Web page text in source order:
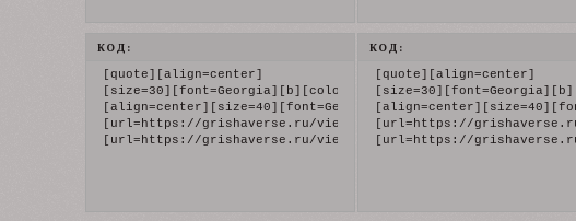
КОД:
[quote][align=center]
[size=30][font=Georgia][b][color=maroon]Six Of Crows |
[align=center][size=40][font=Georgia][b][color=maroon]W A
[url=https://grishaverse.ru/
[url=https://grishaverse.ru/
КОД:
[quote][align=center]
[url=https://
[url=https://